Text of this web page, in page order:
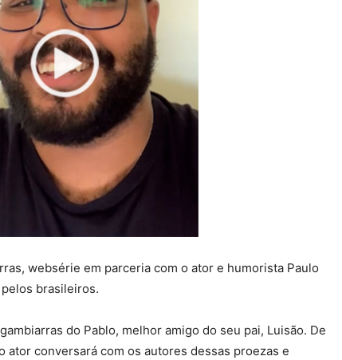
websérie em parceria com o ator e humorista Paulo
brasileiros.
do Pablo, melhor amigo do seu pai, Luisão. De
ator conversará com os autores dessas proezas e